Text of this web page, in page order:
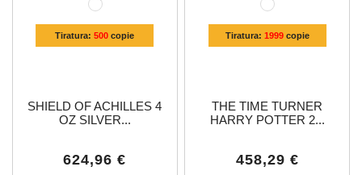
Tiratura:500 copie
SHIELD OF ACHILLES 4
OZ SILVER...
624,96 €
Tiratura: 1999copie
THE TIME TURNER
HARRY POTTER 2...
458,29 €